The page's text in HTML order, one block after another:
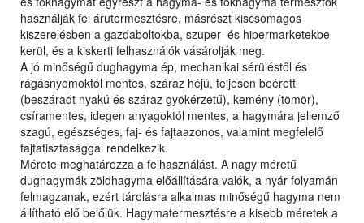
használják fel árutermesztésre, másrészt kiscsomagos
kiszerelésben a gazdaboltokba, szuper- és hipermarketekbe
kerül, és a kiskerti felhasználók vásárolják meg.
A jó minőségű dughagyma ép, mechanikai sérüléstől és
rágásnyomoktól mentes, száraz héjú, teljesen beérett
(beszáradt nyakú és száraz gyökérzetű), kemény (tömör),
csíramentes, idegen anyagoktól mentes, a hagymára jellemző
szagú, egészséges, faj- és fajtaazonos, valamint megfelelő
fajtatisztasággal rendelkezik.
Mérete meghatározza a felhasználást. A nagy méretű
dughagymák zöldhagyma előállítására valók, a nyár folyamán
felmagzanak, ezért tárolásra alkalmas minőségű hagyma nem
állítható elő belőlük. Hagymatermesztésre a kisebb méretek a